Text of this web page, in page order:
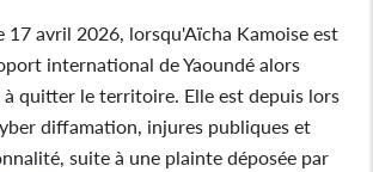
17 avril 2026, lorsqu'Aïcha Kamoise est
international de Yaoundé alors
quitter le territoire. Elle est depuis lors
diffamation, injures publiques et
suite à une plainte déposée par